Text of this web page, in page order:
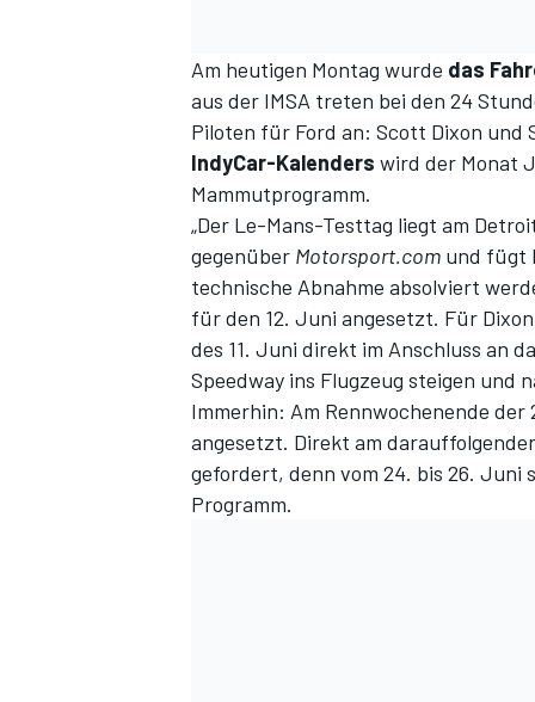
Am heutigen Montag wurde das
aus der IMSA treten bei den 24
Piloten für Ford an: Scott Dixon und
IndyCar-Kalenders wird der Monat
Mammutprogramm.
„Der Le-Mans-Testtag liegt am
gegenüber Motorsport.com und fügt
technische Abnahme absolviert
für den 12. Juni angesetzt. Für
des 11. Juni direkt im Anschluss an
Speedway ins Flugzeug steigen und
Immerhin: Am Rennwochenende
angesetzt. Direkt am
gefordert, denn vom 24. bis 26. Juni
Programm.